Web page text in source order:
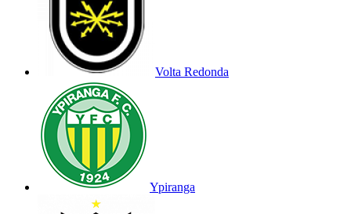
Volta Redonda
Ypiranga